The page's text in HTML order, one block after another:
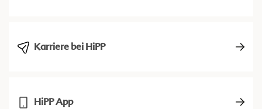
Karriere bei HiPP
HiPP App